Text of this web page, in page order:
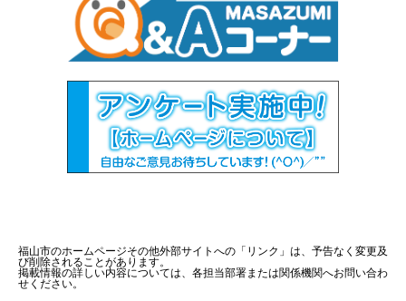
福山市のホームページその他外部サイトへの「リンク」は、予告なく変更及
び削除されることがあります。
掲載情報の詳しい内容については、各担当部署または関係機関へお問い合わ
せください。